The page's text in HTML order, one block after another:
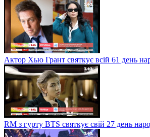
Актор Хью Грант святкує всій 61 день
RM з гурту BTS святкує свій 27 день